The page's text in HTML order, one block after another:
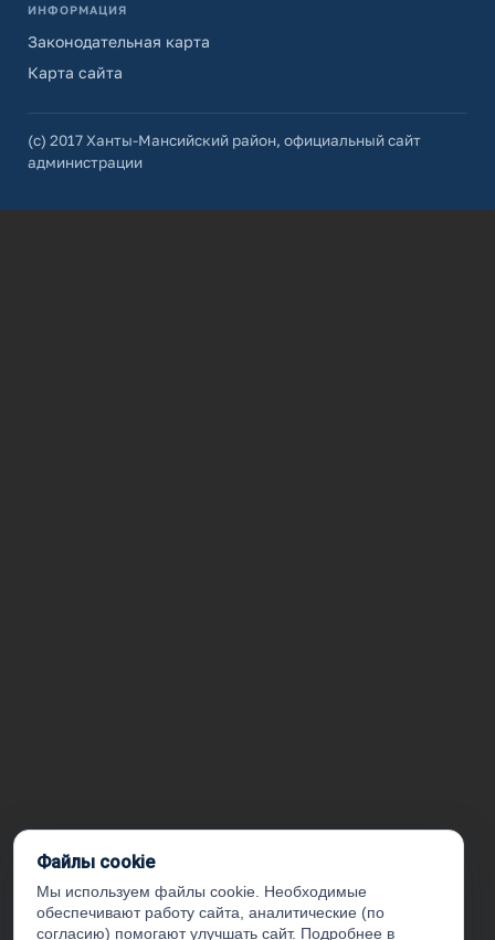
ИНФОРМАЦИЯ
Законодательная карта
Карта сайта
(с) 2017 Ханты-Мансийский район, официальный сайт
администрации
Файлы cookie
Мы используем файлы cookie. Необходимые
обеспечивают работу сайта, аналитические (по
согласию) помогают улучшать сайт. Подробнее в